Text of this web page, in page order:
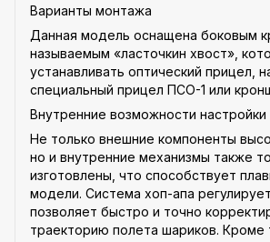
Варианты монтажа
Данная модель оснащена боковым
называемым «ласточкин хвост»,
устанавливать оптический прицел,
специальный прицел ПСО-1 или
Внутренние возможности настройки
Не только внешние компоненты
но и внутренние механизмы также
изготовлены, что способствует
модели. Система хоп-апа
позволяет быстро и точно
траекторию полета шариков. Кроме